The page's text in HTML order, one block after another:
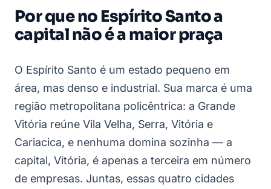
Por que no Espírito Santo a
capital não é a maior praça
O Espírito Santo é um estado pequeno em
área, mas denso e industrial. Sua marca é uma
região metropolitana policêntrica: a Grande
Vitória reúne Vila Velha, Serra, Vitória e
Cariacica, e nenhuma domina sozinha — a
capital, Vitória, é apenas a terceira em número
de empresas. Juntas, essas quatro cidades